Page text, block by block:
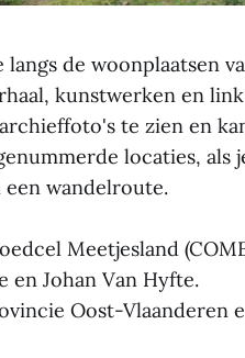
de woonplaatsen
kunstwerken en
te zien en
locaties, als
wandelroute.
Meetjesland
en Johan Van Hyfte.
Oost-Vlaanderen